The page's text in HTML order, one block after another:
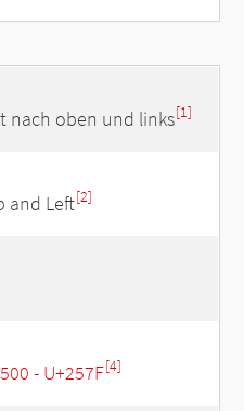
nach oben und links[1]
and Left[2]
- U+257F[4]